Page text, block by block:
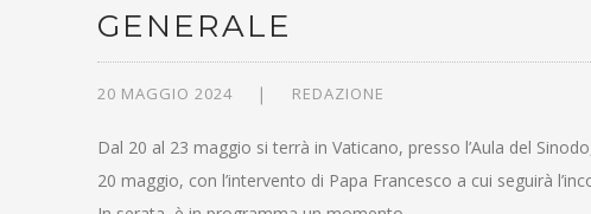
GENERALE
20 MAGGIO 2024 REDAZIONE
Dal 20 al 23 maggio si terrà in Vaticano, presso l’Aula del
20 maggio, con l’intervento di Papa Francesco a cui seguirà